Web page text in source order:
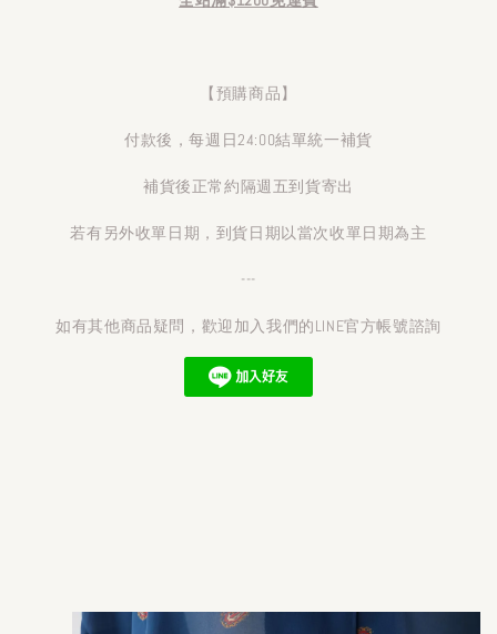
【預購商品】
付款後，每週日24:00結單統一補貨
補貨後正常約隔週五到貨寄出
若有另外收單日期，到貨日期以當次收單日期為主
---
如有其他商品疑問，歡迎加入我們的LINE官方帳號諮詢